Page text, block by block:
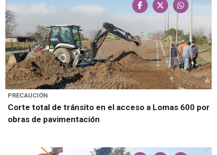
PRECAUCIÓN
Corte total de tránsito en el acceso a Lomas 600 por
obras de pavimentación